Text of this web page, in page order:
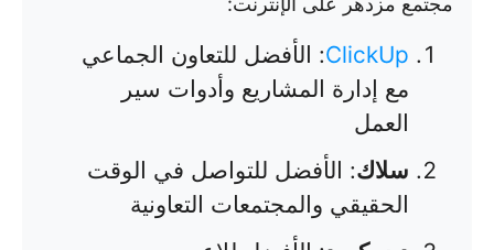
ClickUp: الأفضل للتعاون الجماعي
مع إدارة المشاريع وأدوات سير
العمل
سلاك: الأفضل للتواصل في الوقت
الحقيقي والمجتمعات التعاونية